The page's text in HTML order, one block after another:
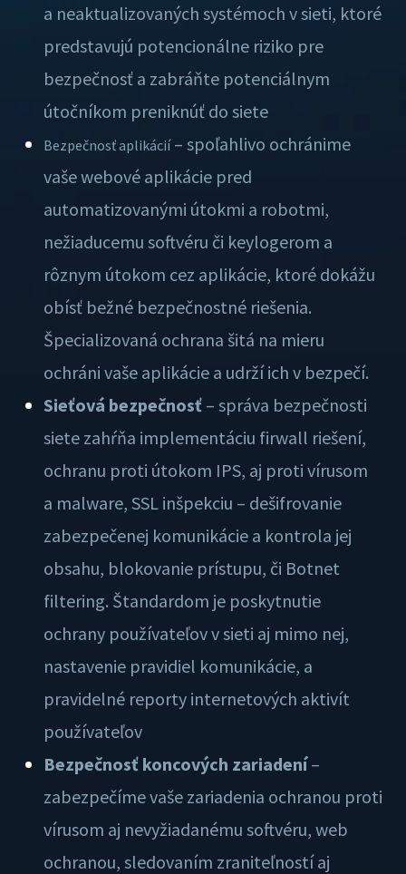
a neaktualizovaných systémoch v sieti, ktoré
predstavujú potencionálne riziko pre
bezpečnosť a zabráňte potenciálnym
útočníkom preniknúť do siete
Bezpečnosť aplikácií – spoľahlivo ochránime
vaše webové aplikácie pred
automatizovanými útokmi a robotmi,
nežiaducemu softvéru či keylogerom a
rôznym útokom cez aplikácie, ktoré dokážu
obísť bežné bezpečnostné riešenia.
Špecializovaná ochrana šitá na mieru
ochráni vaše aplikácie a udrží ich v bezpečí.
Sieťová bezpečnosť – správa bezpečnosti
siete zahŕňa implementáciu firwall riešení,
ochranu proti útokom IPS, aj proti vírusom
a malware, SSL inšpekciu – dešifrovanie
zabezpečenej komunikácie a kontrola jej
obsahu, blokovanie prístupu, či Botnet
filtering. Štandardom je poskytnutie
ochrany používateľov v sieti aj mimo nej,
nastavenie pravidiel komunikácie, a
pravidelné reporty internetových aktivít
používateľov
Bezpečnosť koncových zariadení–
zabezpečíme vaše zariadenia ochranou proti
vírusom aj nevyžiadanému softvéru, web
ochranou, sledovaním zraniteľností aj